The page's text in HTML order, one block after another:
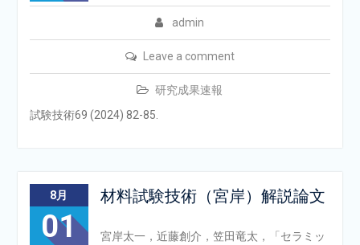
admin
Leave a comment
研究成果速報
試験技術69 (2024) 82-85.
8月
01
材料試験技術（宮岸）解説論文
宮岸太一，近藤創介，笠田竜太，「セラミッ